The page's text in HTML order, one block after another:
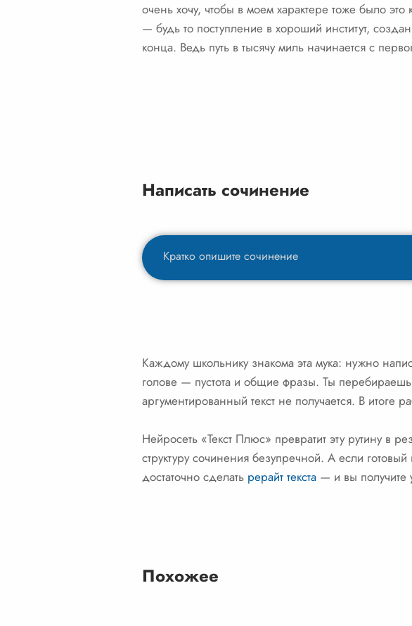
очень хочу, чтобы в моем характере тоже было
— будь то поступление в хороший институт,
конца. Ведь путь в тысячу миль начинается с
Написать сочинение
Каждому школьнику знакома эта мука: нужно
голове — пустота и общие фразы. Ты
аргументированный текст не получается. В
Нейросеть «Текст Плюс» превратит эту рутину в
структуру сочинения безупречной. А если
достаточно сделать рерайт текста — и вы получите
Похожее